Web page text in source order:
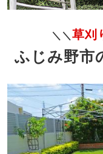
＼＼ 草刈
ふじみ野市